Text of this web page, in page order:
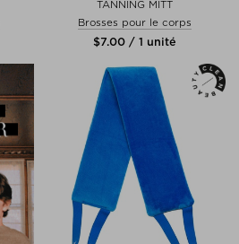
TANNING MITT
Brosses pour le corps
$‌7.00 / 1 unité